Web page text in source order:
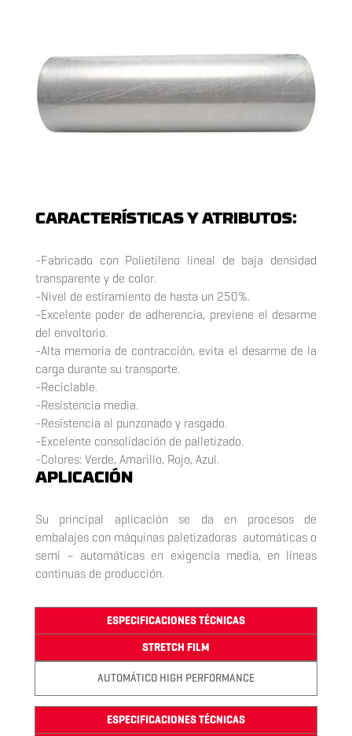
CARACTERÍSTICAS Y ATRIBUTOS:
-Fabricado con Polietileno lineal de baja densidad
transparente y de color.
-Nivel de estiramiento de hasta un 250%.
-Excelente poder de adherencia, previene el desarme
del envoltorio.
-Alta memoria de contracción, evita el desarme de la
carga durante su transporte.
-Reciclable.
-Resistencia media.
-Resistencia al punzonado y rasgado.
-Excelente consolidación de palletizado.
-Colores: Verde, Amarillo, Rojo, Azul.
APLICACIÓN
Su principal aplicación se da en procesos de
embalajes con máquinas paletizadoras automáticas o
semi – automáticas en exigencia media, en líneas
continuas de producción.
ESPECIFICACIONES TÉCNICAS
STRETCH FILM
AUTOMÁTICO HIGH PERFORMANCE
ESPECIFICACIONES TÉCNICAS